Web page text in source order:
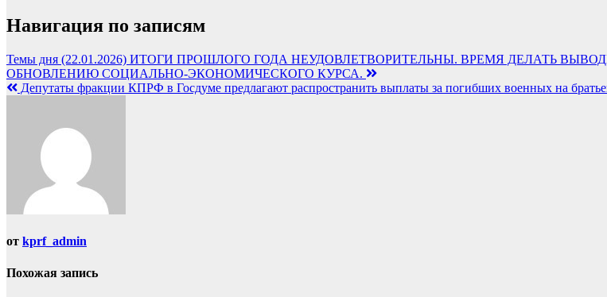
Навигация по записям
Темы дня (22.01.2026) ИТОГИ ПРОШЛОГО ГОДА НЕУДОВЛЕТВОРИТЕЛЬНЫ. ВРЕМЯ ДЕЛАТЬ
ОБНОВЛЕНИЮ СОЦИАЛЬНО-ЭКОНОМИЧЕСКОГО КУРСА.
Депутаты фракции КПРФ в Госдуме предлагают распространить выплаты за погибших военных на
от kprf_admin
Похожая запись